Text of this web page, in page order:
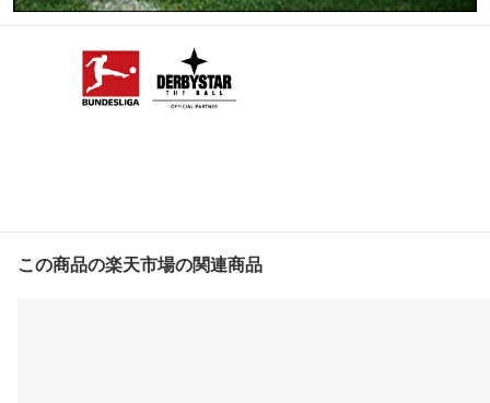
この商品の楽天市場の関連商品